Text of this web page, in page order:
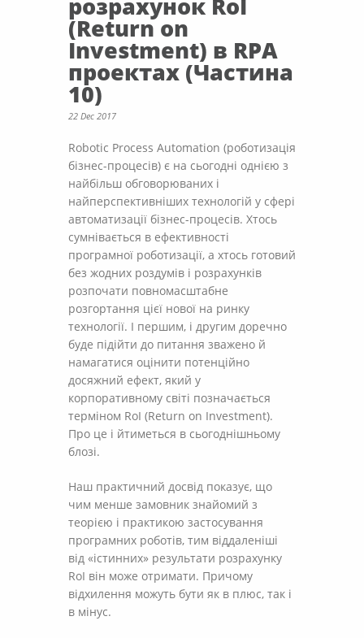
розрахунок RoI
(Return on
Investment) в RPA
проектах (Частина
10)
22 Dec 2017
Robotic Process Automation (роботизація
бізнес-процесів) є на сьогодні однією з
найбільш обговорюваних і
найперспективніших технологій у сфері
автоматизації бізнес-процесів. Хтось
сумнівається в ефективності
програмної роботизації, а хтось готовий
без жодних роздумів і розрахунків
розпочати повномасштабне
розгортання цієї нової на ринку
технології. І першим, і другим доречно
буде підійти до питання зважено й
намагатися оцінити потенційно
досяжний ефект, який у
корпоративному світі позначається
терміном RoI (Return on Investment).
Про це і йтиметься в сьогоднішньому
блозі.
Наш практичний досвід показує, що
чим менше замовник знайомий з
теорією і практикою застосування
програмних роботів, тим віддаленіші
від «істинних» результати розрахунку
RoI він може отримати. Причому
відхилення можуть бути як в плюс, так і
в мінус.